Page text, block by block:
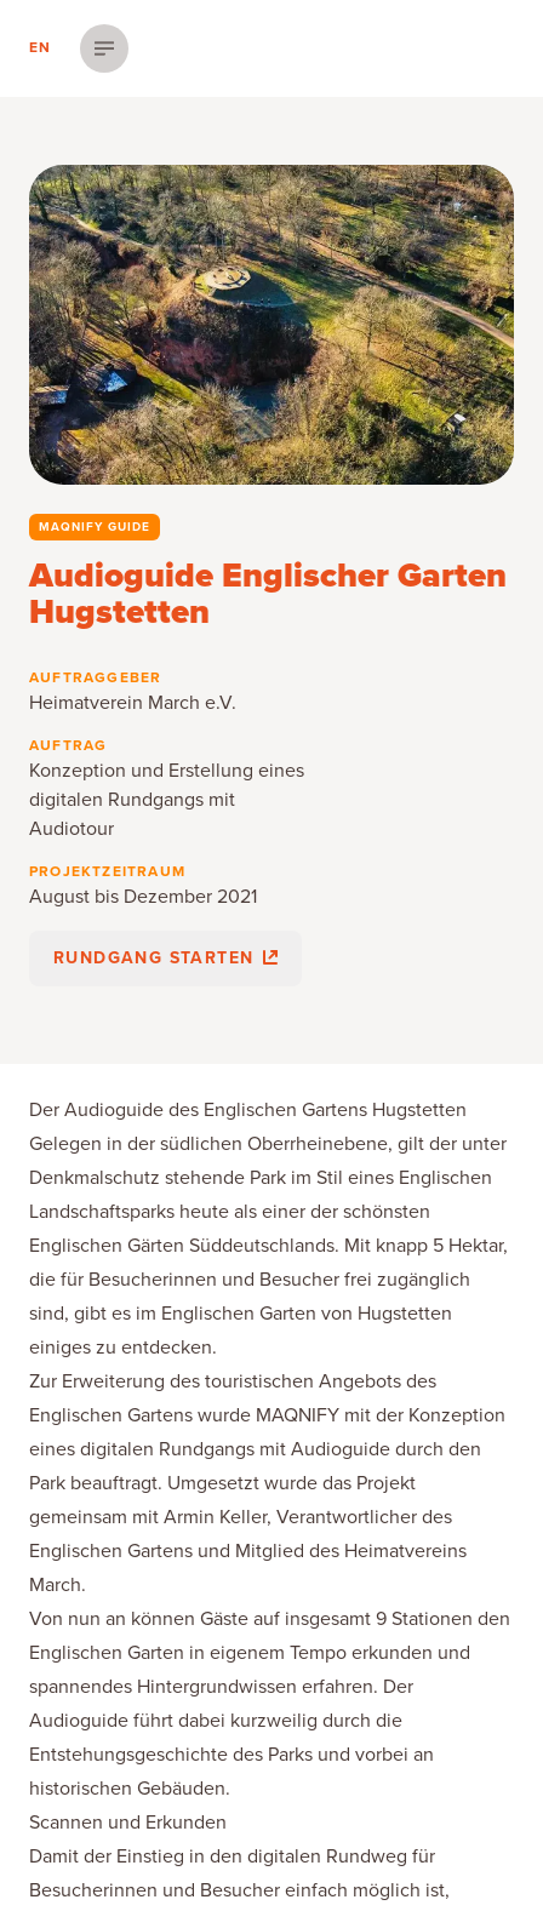
EN
Menü einblenden
MAQNIFY GUIDE
Audioguide Englischer Garten
Hugstetten
AUFTRAGGEBER
Heimatverein March e.V.
AUFTRAG
Konzeption und Erstellung eines
digitalen Rundgangs mit
Audiotour
PROJEKTZEITRAUM
August bis Dezember 2021
RUNDGANG STARTEN
Der Audioguide des Englischen Gartens Hugstetten
Gelegen in der südlichen Oberrheinebene, gilt der unter
Denkmalschutz stehende Park im Stil eines Englischen
Landschaftsparks heute als einer der schönsten
Englischen Gärten Süddeutschlands. Mit knapp 5 Hektar,
die für Besucherinnen und Besucher frei zugänglich
sind, gibt es im Englischen Garten von Hugstetten
einiges zu entdecken.
Zur Erweiterung des touristischen Angebots des
Englischen Gartens wurde MAQNIFY mit der Konzeption
eines digitalen Rundgangs mit Audioguide durch den
Park beauftragt. Umgesetzt wurde das Projekt
gemeinsam mit Armin Keller, Verantwortlicher des
Englischen Gartens und Mitglied des Heimatvereins
March.
Von nun an können Gäste auf insgesamt 9 Stationen den
Englischen Garten in eigenem Tempo erkunden und
spannendes Hintergrundwissen erfahren. Der
Audioguide führt dabei kurzweilig durch die
Entstehungsgeschichte des Parks und vorbei an
historischen Gebäuden.
Scannen und Erkunden
Damit der Einstieg in den digitalen Rundweg für
Besucherinnen und Besucher einfach möglich ist,